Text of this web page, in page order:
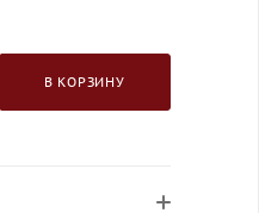
В КОРЗИНУ